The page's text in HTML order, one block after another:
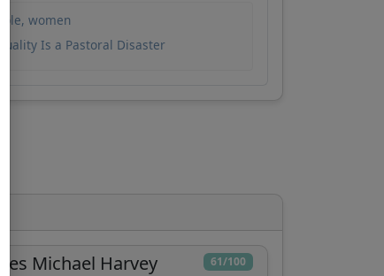
women
Is a Pastoral Disaster
61/100
Michael Harvey